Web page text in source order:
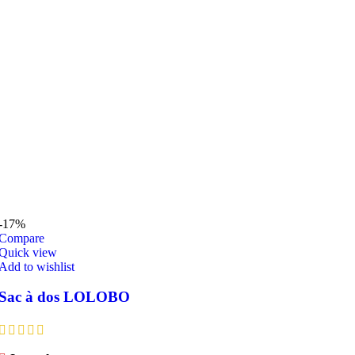
17%
view
to wishlist
à dos LOLOBO